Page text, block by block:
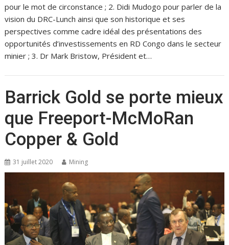
pour le mot de circonstance ; 2. Didi Mudogo pour parler de la
vision du DRC-Lunch ainsi que son historique et ses
perspectives comme cadre idéal des présentations des
opportunités d’investissements en RD Congo dans le secteur
minier ; 3. Dr Mark Bristow, Président et…
Barrick Gold se porte mieux
que Freeport-McMoRan
Copper & Gold
31 juillet 2020 Mining